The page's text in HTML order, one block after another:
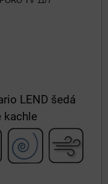
LEND šedá
kachle